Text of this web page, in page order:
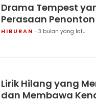
Drama Tempest
Perasaan
HIBURAN 3 bulan yang lalu
Lirik Hilang yang
dan Membawa